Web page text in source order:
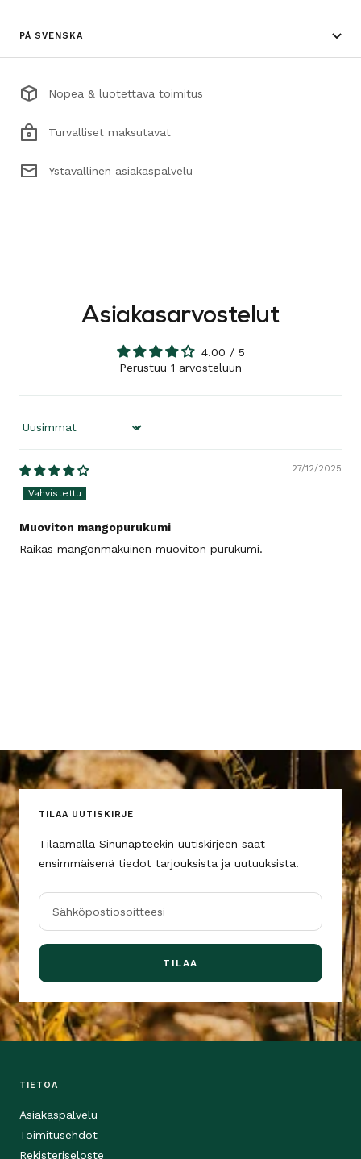
PÅ SVENSKA
Nopea & luotettava toimitus
Turvalliset maksutavat
Ystävällinen asiakaspalvelu
Asiakasarvostelut
4.00 / 5
Perustuu 1 arvosteluun
Sort by
27/12/2025
Muoviton mangopurukumi
Raikas mangonmakuinen muoviton purukumi.
TILAA UUTISKIRJE
Tilaamalla Sinunapteekin uutiskirjeen saat
ensimmäisenä tiedot tarjouksista ja uutuuksista.
Sähköpostiosoitteesi
TILAA
TIETOA
Asiakaspalvelu
Toimitusehdot
Rekisteriseloste